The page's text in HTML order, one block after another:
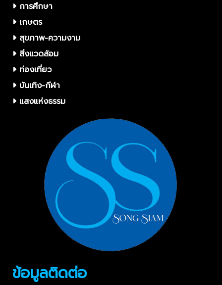
การศึกษา
เกษตร
สุขภาพ-ความงาม
สิ่งแวดล้อม
ท่องเที่ยว
บันเทิง-กีฬา
แสงแห่งธรรม
ข้อมูลติดต่อ